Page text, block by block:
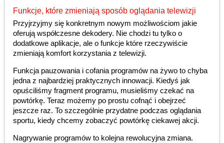
Funkcje, które zmieniają sposób oglądania telewizji
Przyjrzyjmy się konkretnym nowym możliwościom jakie
oferują współczesne dekodery. Nie chodzi tu tylko o
dodatkowe aplikacje, ale o funkcje które rzeczywiście
zmieniają komfort korzystania z telewizji.
Funkcja pauzowania i cofania programów na żywo to chyba
jedna z najbardziej praktycznych innowacji. Kiedyś jak
opuściliśmy fragment programu, musieliśmy czekać na
powtórkę. Teraz możemy po prostu cofnąć i obejrzeć
jeszcze raz. To szczególnie przydatne podczas oglądania
sportu, kiedy chcemy zobaczyć powtórkę ciekawej akcji.
Nagrywanie programów to kolejna rewolucyjna zmiana.